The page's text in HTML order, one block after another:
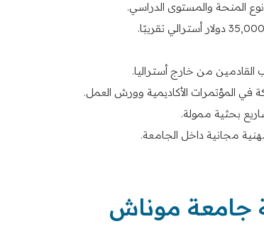
المنحة والمستوى الدراسي.
القادمين من خارج أستراليا.
في المؤتمرات الأكاديمية وورش العمل.
بحثية ممولة.
مجانية داخل الجامعة.
جامعة موناش